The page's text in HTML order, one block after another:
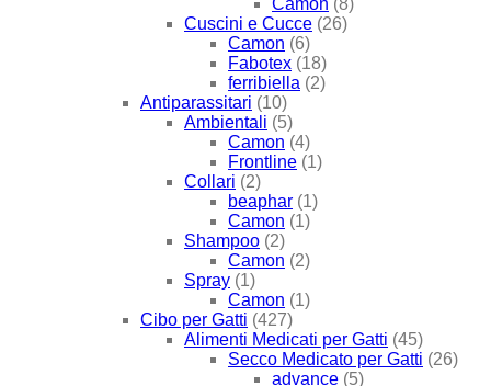
Camon (8)
Cuscini e Cucce (26)
Camon (6)
Fabotex (18)
ferribiella (2)
Antiparassitari (10)
Ambientali (5)
Camon (4)
Frontline (1)
Collari (2)
beaphar (1)
Camon (1)
Shampoo (2)
Camon (2)
Spray (1)
Camon (1)
Cibo per Gatti (427)
Alimenti Medicati per Gatti (45)
Secco Medicato per Gatti (26)
advance (5)